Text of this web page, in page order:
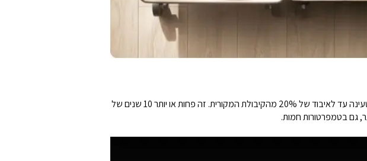
בליבת התחנה נמצאת סוללת LFP אמינה לאורך שנים רבות המסוגלת לספק יותר מ-3000 מחזורים טעינה עד לאיבוד של 20% מהקיבולת המקורית. זה פחות או יותר 10 שנים של